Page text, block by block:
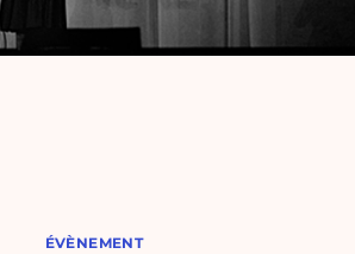
ÉVÈNEMENT